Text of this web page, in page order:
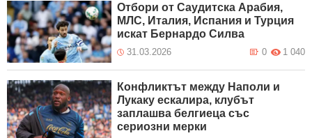
Отбори от Саудитска Арабия,
МЛС, Италия, Испания и Турция
искат Бернардо Силва
31.03.2026 1 040
0
Конфликтът между Наполи и
Лукаку ескалира, клубът
заплашва белгиеца със
сериозни мерки